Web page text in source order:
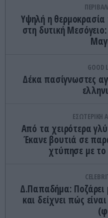
Υψηλή η
στη δυτική
GOOD
Δέκα πασίγνωστες
ΕΣΩΤΕΡΙΚΗ
Από τα χειρότερα
Έκανε βουτιά σε
χτύπησε με
Δ.Παπαδήμα: Ποζάρει
και δείχνει πώς